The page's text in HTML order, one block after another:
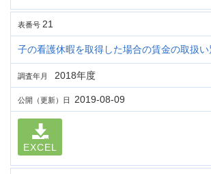
表番号 21
子の看護休暇を取得した場合の賃金の取扱
調査年月 2018年度
公開（更新）日 2019-08-09
EXCEL